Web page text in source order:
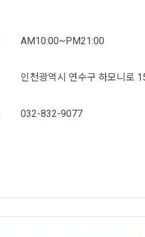
AM10:00~PM21:00
인천광역시 연수구 하모니로
032-832-9077